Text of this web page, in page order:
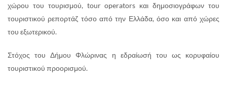
χώρου του τουρισμού, tour operators και δημοσιογράφων του
τουριστικού ρεπορτάζ τόσο από την Ελλάδα, όσο και από χώρες
του εξωτερικού.
Στόχος του Δήμου Φλώρινας η εδραίωσή του ως κορυφαίου
τουριστικού προορισμού.